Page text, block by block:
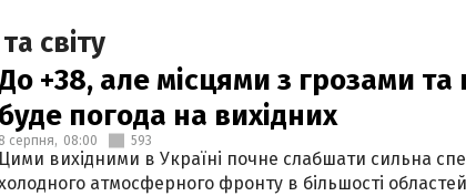
світу
+38, але місцями з грозами
буде погода на вихідних
8 серпня, 08:00 593
Цими вихідними в Україні почне слабшати сильна
атмосферного фронту в більшості